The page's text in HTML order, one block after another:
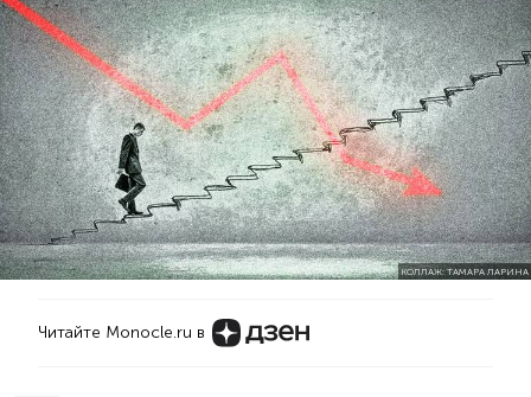
КОЛЛАЖ: ТАМАРА ЛАРИНА
Читайте Monocle.ru в